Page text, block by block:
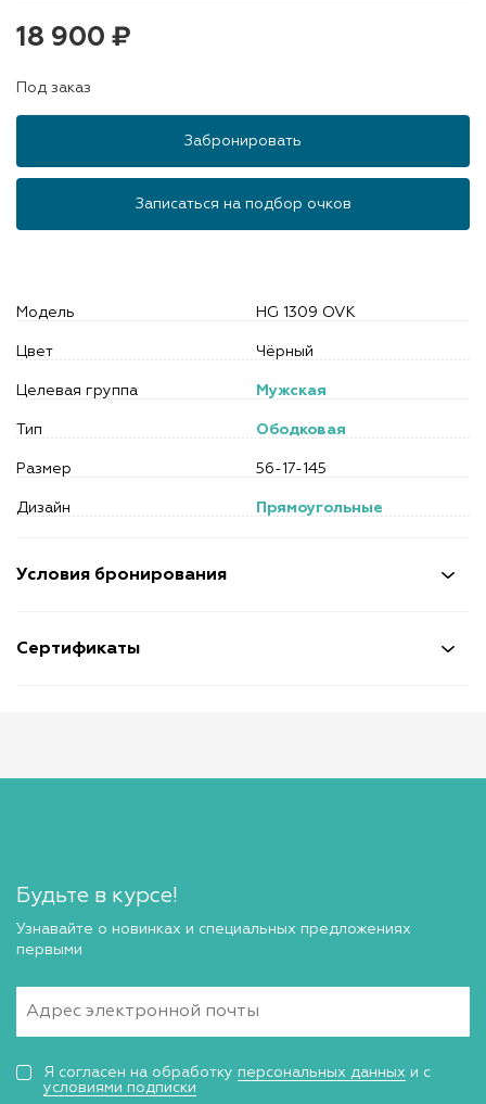
Условия бронирования
Сертификаты
18 900 ₽
Под заказ
Забронировать
Записаться на подбор очков
Модель HG 1309 OVK
Цвет Чёрный
Целевая группа Мужская
Тип Ободковая
Размер 56-17-145
Дизайн Прямоугольные
Будьте в курсе!
Узнавайте о новинках и специальных предложениях
первыми
Я согласен на обработку персональных данных и с
условиями подписки